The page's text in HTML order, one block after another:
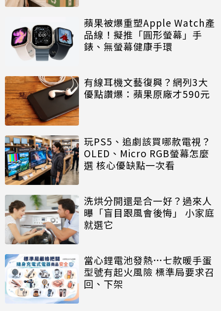
蘋果被爆重塑Apple Watch產
品線！擬推「圓形螢幕」手
錶、無螢幕健康手環
有線耳機文藝復興？網列3大
優點讚爆：蘋果原廠才590元
玩PS5、追劇該買哪款電視？
OLED、Micro RGB螢幕怎麼
選 核心優缺點一次看
洗烘分開還是合一好？過來人
曝「盲目跟風會後悔」 小家庭
就選它
當心鋰電池發熱…七款暖手蛋
型號有起火風險 標準局要求召
回、下架